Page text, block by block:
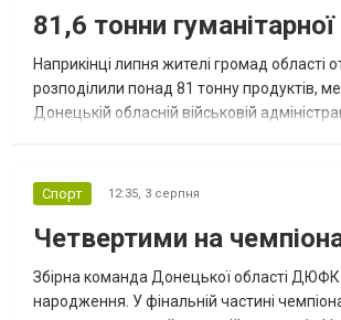
81,6 тонни
Наприкінці липня жителі громад області
розподілили понад 81 тонну продуктів,
Донецькій обласній військовій
Спорт 12:35, 3 серпня
Четвертими на
Збірна команда Донецької області ДЮФК
народження. У фінальній частині